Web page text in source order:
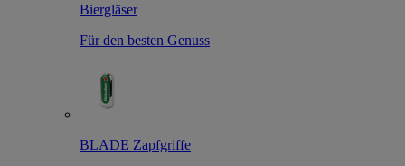
Biergläser
Für den besten Genuss
BLADE Zapfgriffe